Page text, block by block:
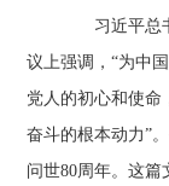
习近平总书
议上强调，“为中
党人的初心和使命
奋斗的根本动力”
问世80周年。这